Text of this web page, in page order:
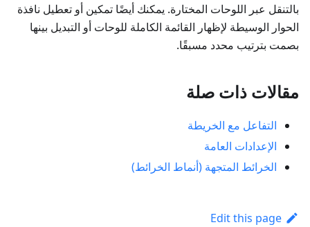
بالتنقل عبر اللوحات المختارة. يمكنك أيضًا تمكين أو تعطيل نافذة
الحوار الوسيطة لإظهار القائمة الكاملة للوحات أو التبديل بينها
بصمت بترتيب محدد مسبقًا.
مقالات ذات صلة
التفاعل مع الخريطة
الإعدادات العامة
الخرائط المتجهة (أنماط الخرائط)
Edit this page